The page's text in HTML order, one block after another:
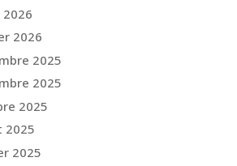
2026
2025
2025
2025
2025
2025